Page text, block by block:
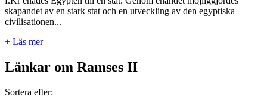
skapandet av en stark stat och en utveckling av den egyptiska
civilisationen...
+ Läs mer
Länkar om Ramses II
Sortera efter: